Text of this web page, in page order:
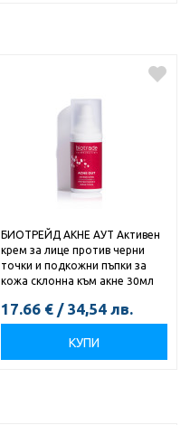
БИОТРЕЙД АКНЕ АУТ Активен
крем за лице против черни
точки и подкожни пъпки за
кожа склонна към акне 30мл
17.66 € / 34,54 лв.
КУПИ